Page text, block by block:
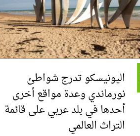
اليونيسكو تدرج شواطئ
نورماندي وعدة مواقع أخرى
أحدها في بلد عربي على قائمة
التراث العالمي